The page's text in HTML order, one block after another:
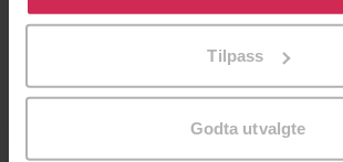
tilpasse ditt samtykke til spesifikke
Tilpass
Godta utvalgte
Minnesota
EBOK